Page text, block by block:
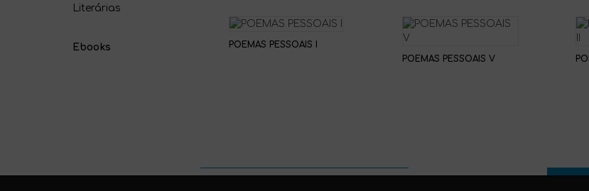
Literárias
Ebooks
POEMAS PESSOAIS I
POEMAS PESSOAIS V